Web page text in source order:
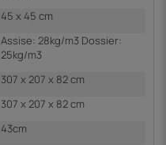
45 x 45 cm
Assise: 28kg/m3 Dossier:
25kg/m3
307 x 207 x 82 cm
307 x 207 x 82 cm
43cm